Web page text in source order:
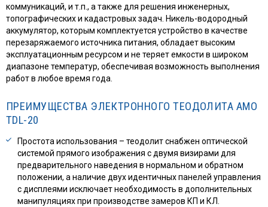
коммуникаций, и т.п., а также для решения инженерных,
топографических и кадастровых задач. Никель-водородный
аккумулятор, которым комплектуется устройство в качестве
перезаряжаемого источника питания, обладает высоким
эксплуатационным ресурсом и не теряет емкости в широком
диапазоне температур, обеспечивая возможность выполнения
работ в любое время года.
ПРЕИМУЩЕСТВА ЭЛЕКТРОННОГО ТЕОДОЛИТА AMO
TDL-20
Простота использования – теодолит снабжен оптической
системой прямого изображения с двумя визирами для
предварительного наведения в нормальном и обратном
положении, а наличие двух идентичных панелей управления
с дисплеями исключает необходимость в дополнительных
манипуляциях при производстве замеров КП и КЛ.